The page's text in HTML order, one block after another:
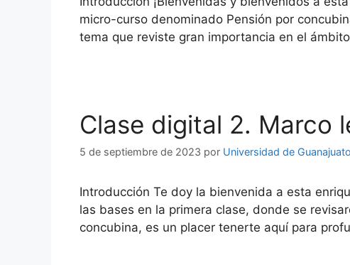
micro-curso denominado Pensión por
tema que reviste gran importancia en el
Clase digital 2. Marco
5 de septiembre de 2023 por Universidad de Guanajuato
Introducción Te doy la bienvenida a esta
las bases en la primera clase, donde se
concubina, es un placer tenerte aquí para